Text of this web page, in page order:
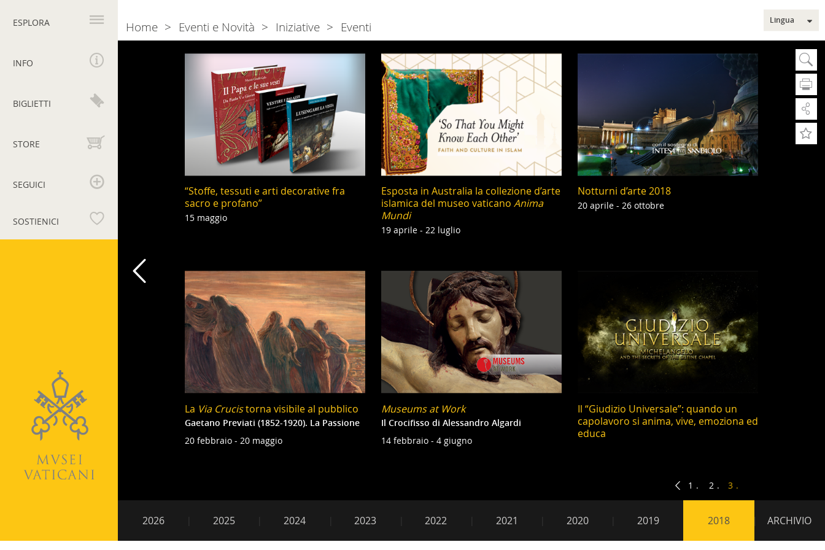
principale
ESPLORA
INFO
BIGLIETTI
STORE
SEGUICI
SOSTIENICI
“Stoffe, tessuti e arti decorative fra
sacro e profano”
15 maggio
Esposta in Australia la collezione d’arte
islamica del museo vaticano Anima
Mundi
19 aprile - 22 luglio
Notturni d’arte 2018
20 aprile - 26 ottobre
La Via Crucistorna visibile al pubblico
Gaetano Previati (1852-1920). La Passione
20 febbraio - 20 maggio
Museums at Work
Il Crocifisso di Alessandro Algardi
14 febbraio - 4 giugno
Il “Giudizio Universale”: quando un
capolavoro si anima, vive, emoziona ed
educa
1 2 3
secondaria
2026 2025 2024 2023 2022 2021 2020 2019 2018 ARCHIVIO
Breadcrumb
Home Eventi e Novità Iniziative Eventi Lingua